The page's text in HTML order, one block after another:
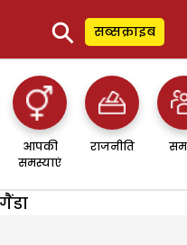
⚲ सब्सक्राइब
आपकी
समस्याएं
राजनीति